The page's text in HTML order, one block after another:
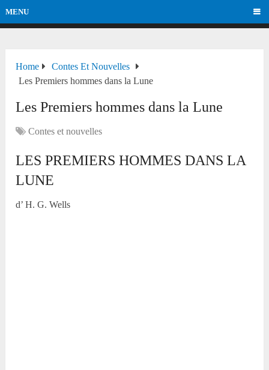
MENU
Home
Contes Et Nouvelles
Les Premiers hommes dans la Lune
Les Premiers hommes dans la Lune
Contes et nouvelles
LES PREMIERS HOMMES DANS LA
LUNE
d’ H. G. Wells